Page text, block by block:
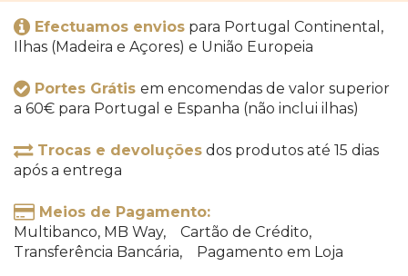
Efectuamos envios para Portugal Continental,
Ilhas (Madeira e Açores) e União Europeia
Portes Grátis em encomendas de valor superior
a 60€ para Portugal e Espanha (não inclui ilhas)
Trocas e devoluções dos produtos até 15 dias
após a entrega
Meios de Pagamento:
Multibanco, MB Way, Cartão de Crédito,
Transferência Bancária, Pagamento em Loja